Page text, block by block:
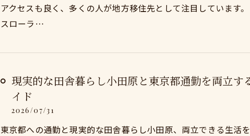
アクセスも良く、多くの人が地方移住先として注目しています
スローラ…
現実的な田舎暮らし小田原と東京都通勤を両立す
イド
2026/07/31
東京都への通勤と現実的な田舎暮らし小田原、両立できる生活